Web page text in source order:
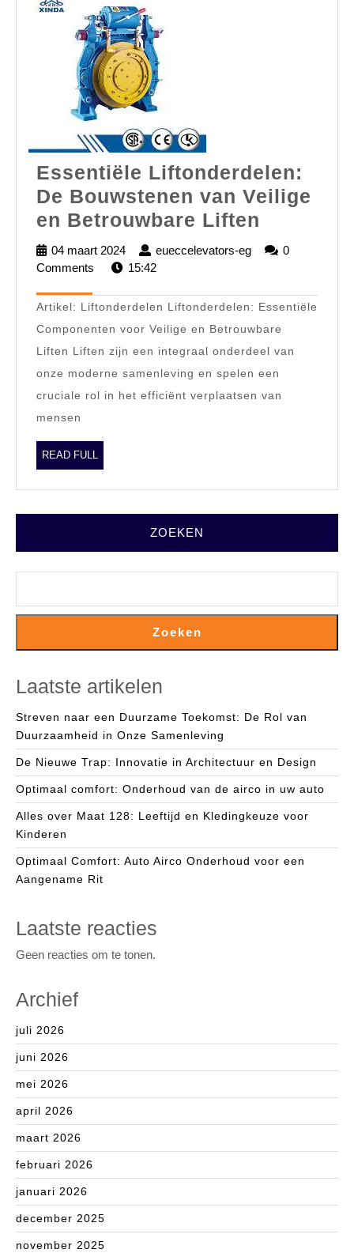
Essentiële Liftonderdelen:
De Bouwstenen van Veilige
en Betrouwbare Liften
van
Veilige
en
04 maart 2024
04
maart
eueccelevators-eg
eueccelevators-
0
Comments
15:42
Artikel: Liftonderdelen Liftonderdelen: Essentiële
Componenten voor Veilige en Betrouwbare
Liften Liften zijn een integraal onderdeel van
onze moderne samenleving en spelen een
cruciale rol in het efficiënt verplaatsen van
mensen
READ FULL
FULL
ZOEKEN
Zoeken
Laatste artikelen
Streven naar een Duurzame Toekomst: De Rol van
Duurzaamheid in Onze Samenleving
De Nieuwe Trap: Innovatie in Architectuur en Design
Optimaal comfort: Onderhoud van de airco in uw auto
Alles over Maat 128: Leeftijd en Kledingkeuze voor
Kinderen
Optimaal Comfort: Auto Airco Onderhoud voor een
Aangename Rit
Laatste reacties
Geen reacties om te tonen.
Archief
juli 2026
juni 2026
mei 2026
april 2026
maart 2026
februari 2026
januari 2026
december 2025
november 2025